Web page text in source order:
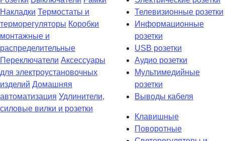
Накладки Термостаты и
терморегуляторы Коробки
монтажные и
распределительные
Переключатели Аксессуары
для электроустановочных
изделий Домашняя
автоматизация Удлинители,
силовые вилки и розетки
Телевизионные розетки
Информационные
розетки
USB розетки
Аудио розетки
Мультимедийные
розетки
Выводы кабеля
Клавишные
Поворотные